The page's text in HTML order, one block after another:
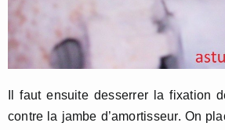
Il faut ensuite desserrer la fixation
contre la jambe d’amortisseur. On